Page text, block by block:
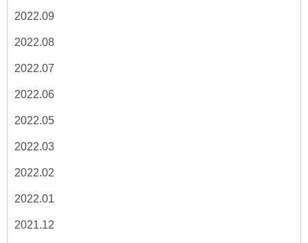
2022.09
2022.08
2022.07
2022.06
2022.05
2022.03
2022.02
2022.01
2021.12